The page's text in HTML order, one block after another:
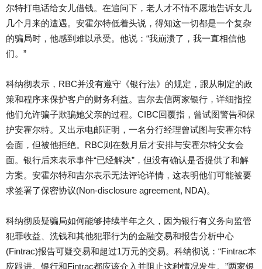
尔特打电话给女儿借钱。在追问下，老人才不情不愿地告诉女儿
几个月来的遭遇。安霍尔特低着头说，得知这一切都是一个复杂
的骗局时，他感到难以承受。他说：“我崩溃了，我一直相信他
们。”
科纳彻表示，RBC并没有遵守《银行法》的规定，跟从制定的政
策和程序来保护客户的财务利益。吉尔去信两家银行，详细指控
他们允许骗子欺骗她父亲的过程。CIBC回覆指，曾试图警告和保
护安霍尔特。又出示电邮证明，一名分行经理曾试图与安霍尔特
会面，但被他拒绝。RBC则在数月后才安排与安霍尔特父女会
面。银行后来表示事件“已经解决”，但没有确认是否提供了和解
方案。安霍尔特和吉尔表示无法评论详情，这表明他们可能被要
求签署了保密协议(Non-disclosure agreement, NDA)。
科纳彻质疑骗局如何能够持续半年之久，因为银行有义务向监管
犯罪收益、洗钱和其他犯罪行为的金融交易和报告分析中心
(Fintrac)报告可疑交易和超过1万元的交易。科纳彻说：“Fintrac本
应跟进。银行和Fintrac都应该介入并阻止这种情况发生。”两家银